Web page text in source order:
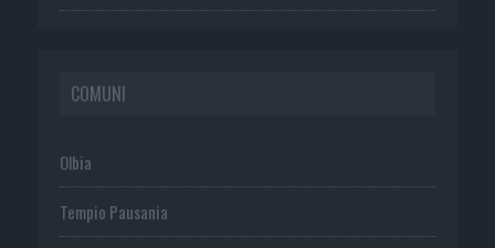
COMUNI
Olbia
Tempio Pausania